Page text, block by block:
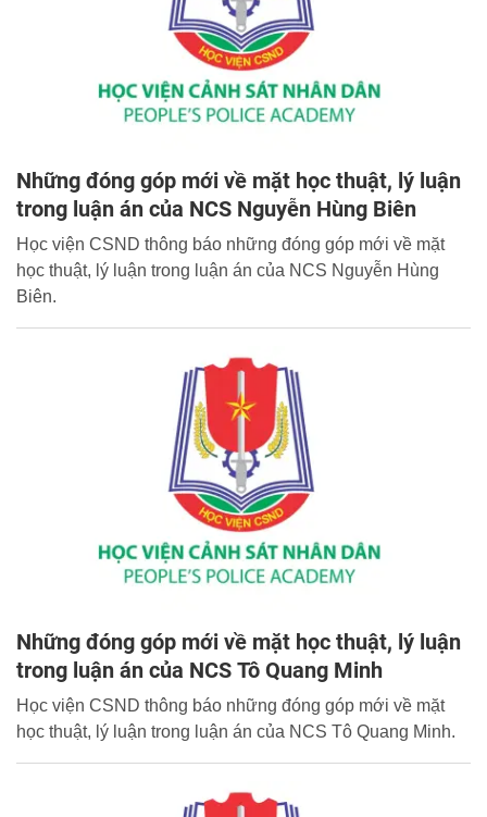
Những đóng góp mới về mặt học thuật, lý luận
trong luận án của NCS Nguyễn Hùng Biên
Học viện CSND thông báo những đóng góp mới về mặt
học thuật, lý luận trong luận án của NCS Nguyễn Hùng
Biên.
Những đóng góp mới về mặt học thuật, lý luận
trong luận án của NCS Tô Quang Minh
Học viện CSND thông báo những đóng góp mới về mặt
học thuật, lý luận trong luận án của NCS Tô Quang Minh.